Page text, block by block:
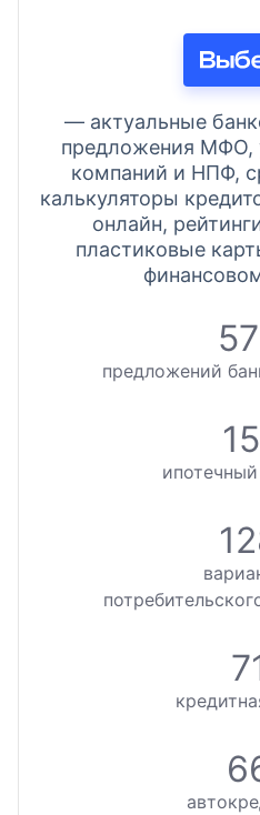
— актуальные
предложения МФО,
компаний и НПФ,
калькуляторы
онлайн,
пластиковые
предложений